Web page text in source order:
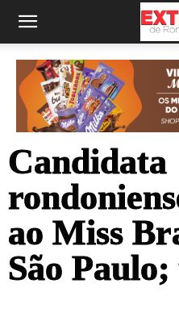
Candidata
ao Miss
São